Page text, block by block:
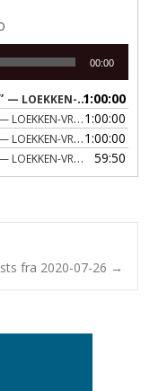
00:00
— LOEKKEN-VRAA NAERRADIO 1:00:00
LOEKKEN-VRAA NAERRADIO
1:00:00
LOEKKEN-VRAA NAERRADIO
1:00:00
LOEKKEN-VRAA NAERRADIO 59:50
fra 2020-07-26 →